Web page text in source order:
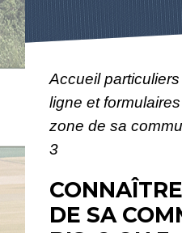
Accueil particuliers
ligne et formulaires
zone de sa
3
DE SA